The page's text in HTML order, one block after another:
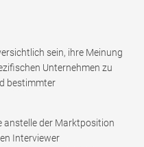
sein, ihre Meinung
Unternehmen zu
bestimmter
anstelle der Marktposition
Interviewer